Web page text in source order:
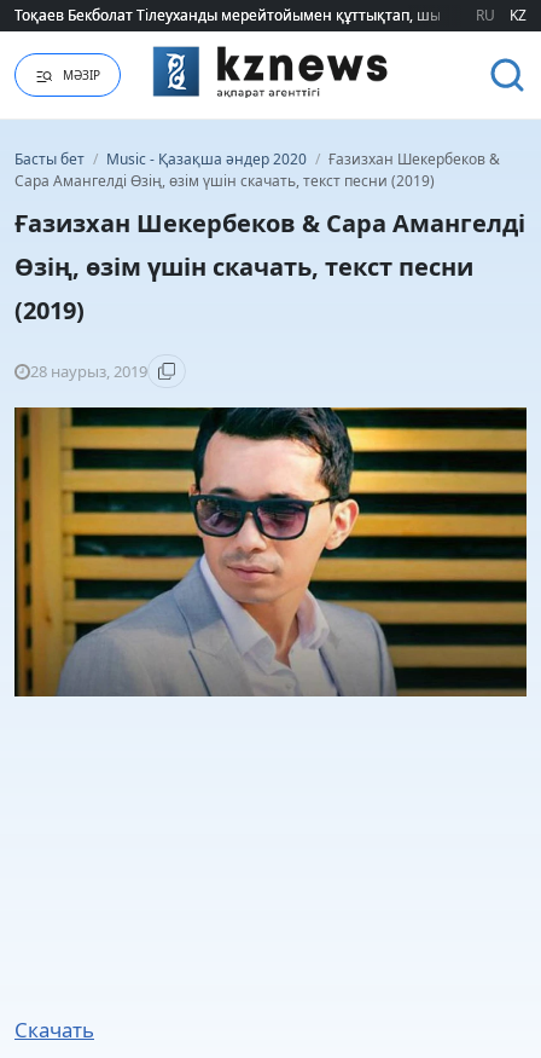
Тоқаев Бекболат Тілеуханды мерейтойымен құттықтап, шығармашылық
Тоқаев Бекболат Тілеуханды мерейтойымен құттықтап, шығармашылық
RU KZ
МӘЗІР
Басты бет / Music - Қазақша әндер 2020 / Ғазизхан Шекербеков &
Сара Амангелді Өзің, өзім үшін скачать, текст песни (2019)
Ғазизхан Шекербеков & Сара Амангелді
Өзің, өзім үшін скачать, текст песни
(2019)
28 наурыз, 2019
Скачать